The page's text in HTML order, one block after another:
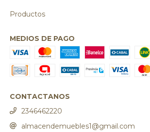
Productos
MEDIOS DE PAGO
CONTACTANOS
2346462220
almacendemuebles1@gmail.com